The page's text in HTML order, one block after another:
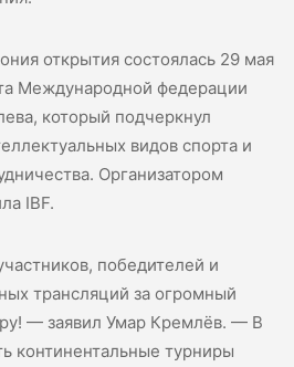
открытия состоялась 29 мая
Международной федерации
который подчеркнул
видов спорта и
Организатором
IBF.
победителей и
трансляций за огромный
— заявил Умар Кремлёв. — В
континентальные турниры